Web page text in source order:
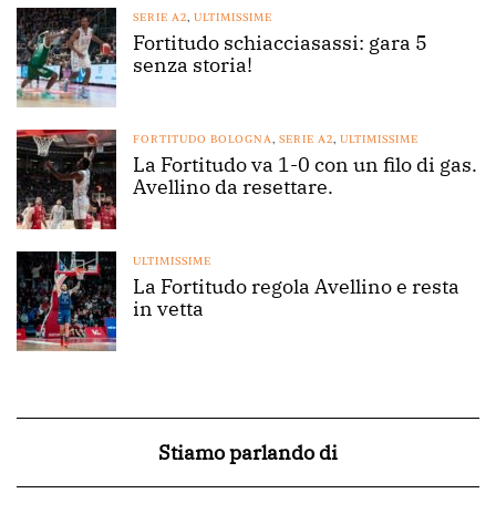
SERIE A2, ULTIMISSIME
Fortitudo schiacciasassi: gara 5
senza storia!
FORTITUDO BOLOGNA, SERIE A2, ULTIMISSIME
La Fortitudo va 1-0 con un filo di gas.
Avellino da resettare.
ULTIMISSIME
La Fortitudo regola Avellino e resta
in vetta
Stiamo parlando di